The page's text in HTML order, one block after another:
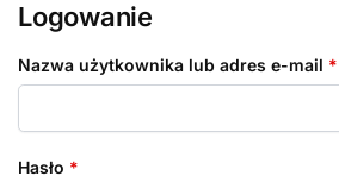
Logowanie
Nazwa użytkownika lub adres e-mail *
Hasło *